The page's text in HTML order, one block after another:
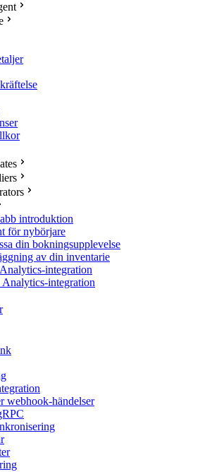
introduktion
för nybörjare
din bokningsupplevelse
av din inventarie
integration
integration
webhook-händelser